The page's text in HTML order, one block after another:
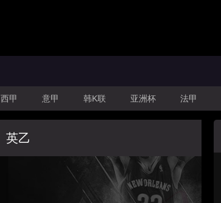
西甲 意甲 韩K联 亚洲杯 法甲
英乙